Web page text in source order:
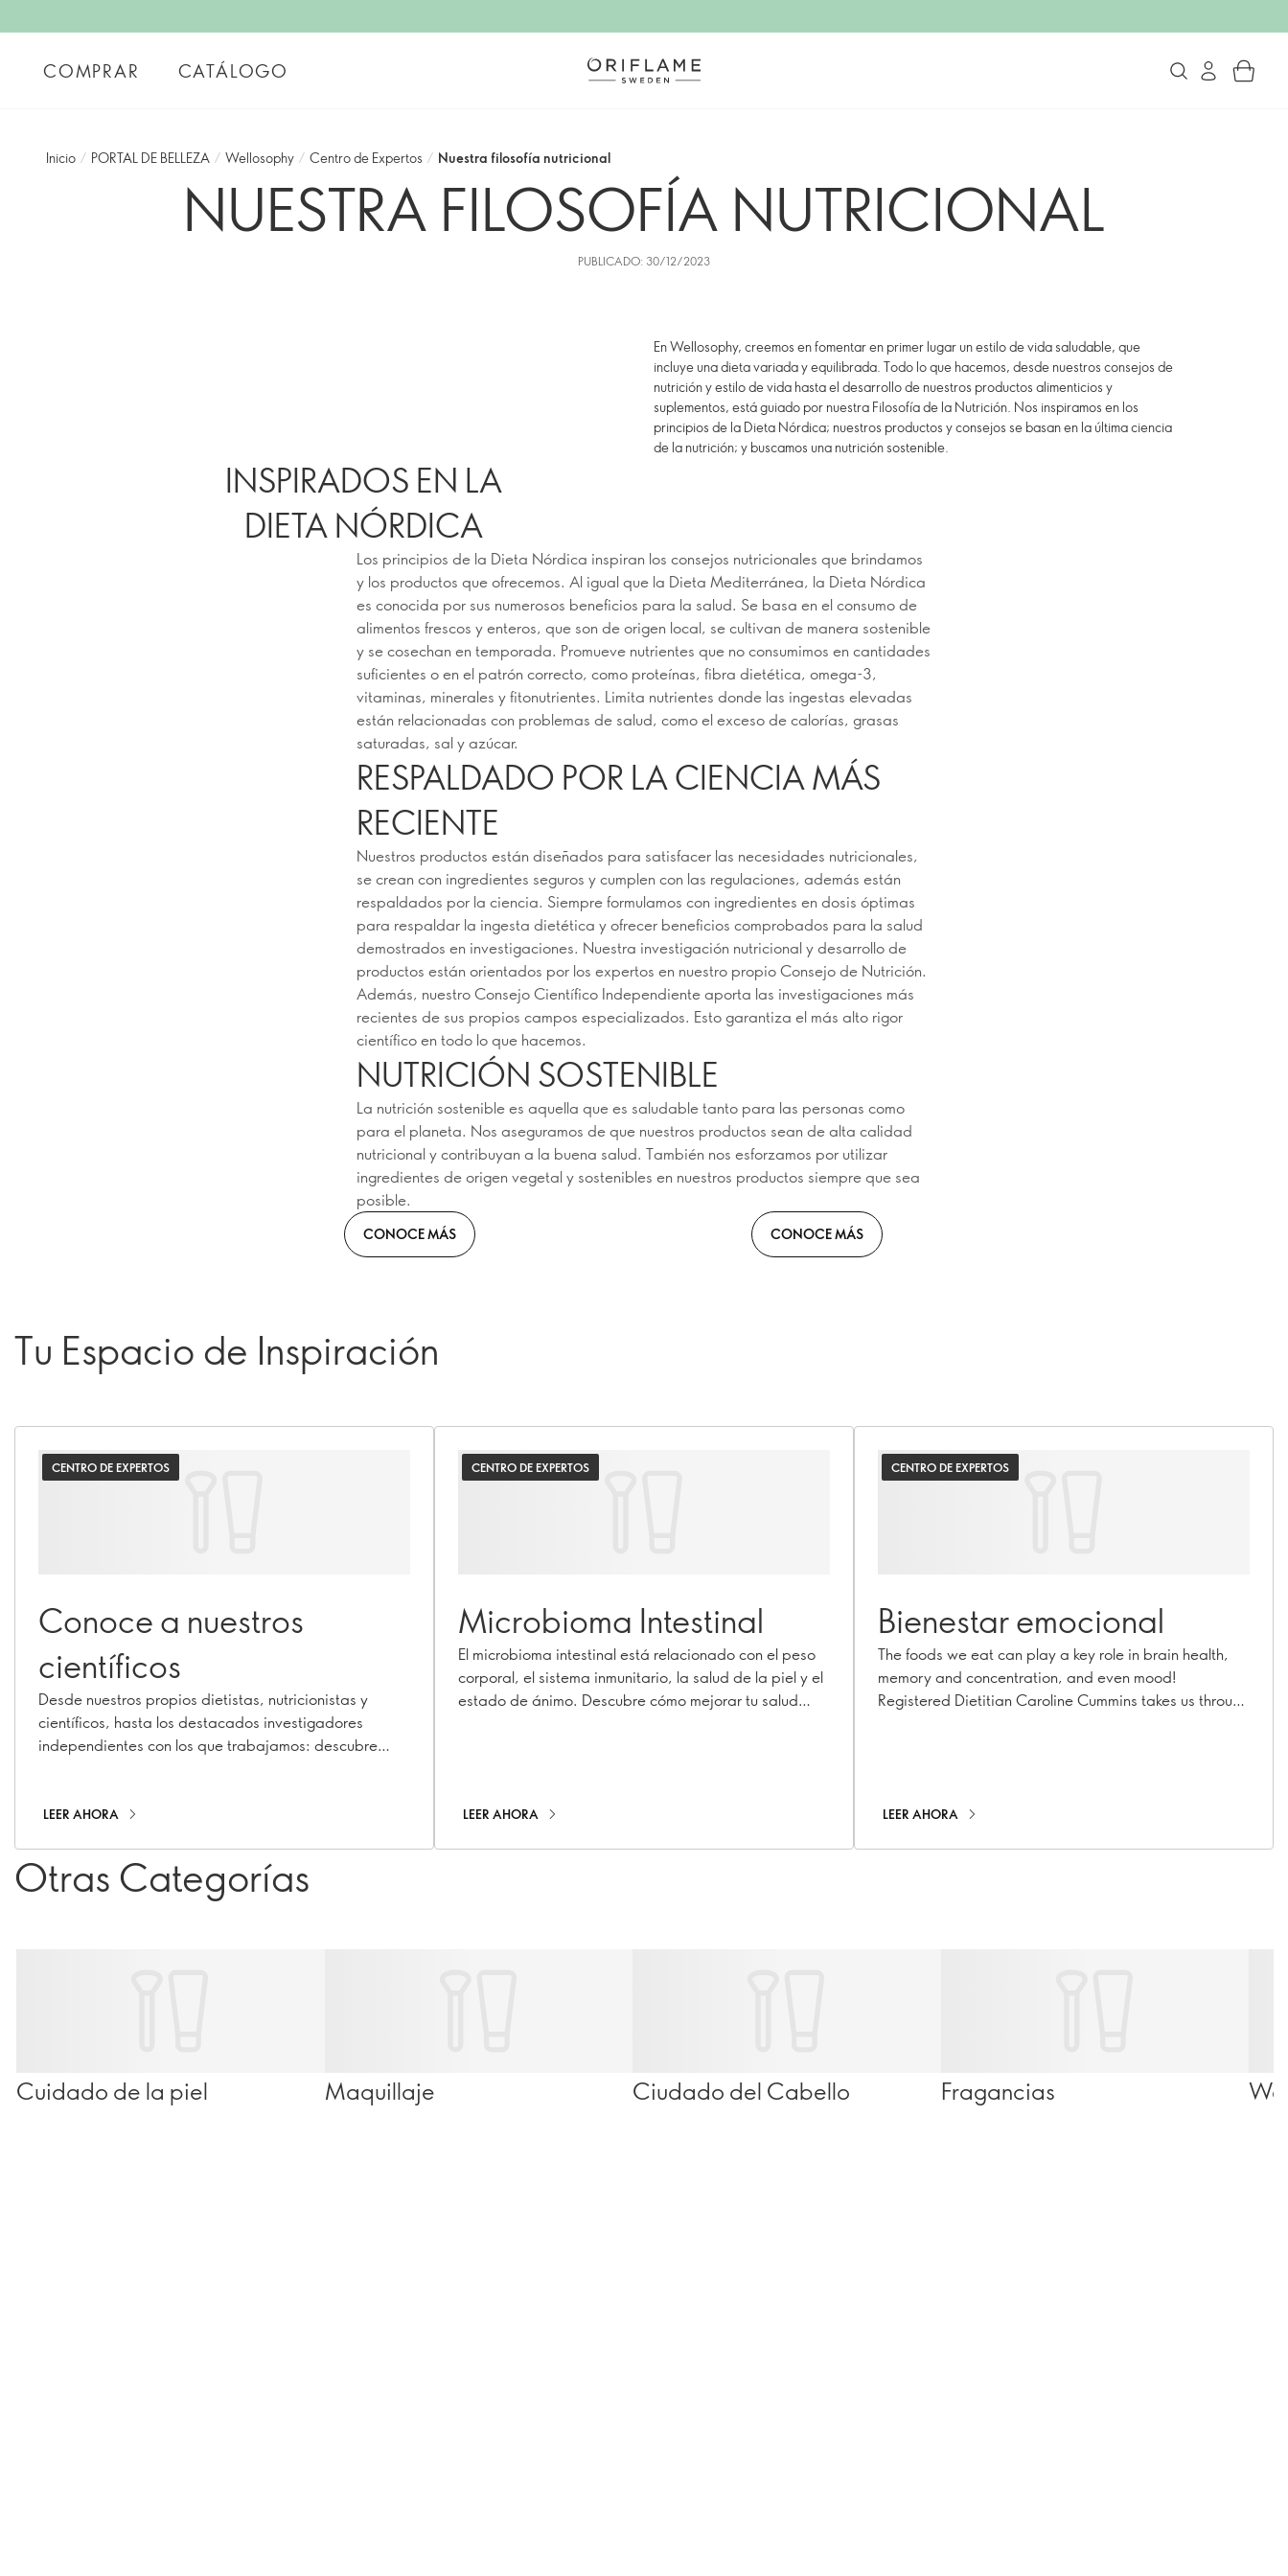
COMPRAR CATÁLOGO
Inicio / PORTAL DE BELLEZA / Wellosophy / Centro de Expertos / Nuestra filosofía nutricional
NUESTRA FILOSOFÍA NUTRICIONAL
PUBLICADO: 30/12/2023
En Wellosophy, creemos en fomentar en primer lugar un estilo de vida saludable, que
incluye una dieta variada y equilibrada. Todo lo que hacemos, desde nuestros consejos de
nutrición y estilo de vida hasta el desarrollo de nuestros productos alimenticios y
suplementos, está guiado por nuestra Filosofía de la Nutrición. Nos inspiramos en los
principios de la Dieta Nórdica; nuestros productos y consejos se basan en la última ciencia
de la nutrición; y buscamos una nutrición sostenible.
INSPIRADOS EN LA
DIETA NÓRDICA
Los principios de la Dieta Nórdica inspiran los consejos nutricionales que brindamos
y los productos que ofrecemos. Al igual que la Dieta Mediterránea, la Dieta Nórdica
es conocida por sus numerosos beneficios para la salud. Se basa en el consumo de
alimentos frescos y enteros, que son de origen local, se cultivan de manera sostenible
y se cosechan en temporada. Promueve nutrientes que no consumimos en cantidades
suficientes o en el patrón correcto, como proteínas, fibra dietética, omega-3,
vitaminas, minerales y fitonutrientes. Limita nutrientes donde las ingestas elevadas
están relacionadas con problemas de salud, como el exceso de calorías, grasas
saturadas, sal y azúcar.
RESPALDADO POR LA CIENCIA MÁS
RECIENTE
Nuestros productos están diseñados para satisfacer las necesidades nutricionales,
se crean con ingredientes seguros y cumplen con las regulaciones, además están
respaldados por la ciencia. Siempre formulamos con ingredientes en dosis óptimas
para respaldar la ingesta dietética y ofrecer beneficios comprobados para la salud
demostrados en investigaciones. Nuestra investigación nutricional y desarrollo de
productos están orientados por los expertos en nuestro propio Consejo de Nutrición.
Además, nuestro Consejo Científico Independiente aporta las investigaciones más
recientes de sus propios campos especializados. Esto garantiza el más alto rigor
científico en todo lo que hacemos.
NUTRICIÓN SOSTENIBLE
La nutrición sostenible es aquella que es saludable tanto para las personas como
para el planeta. Nos aseguramos de que nuestros productos sean de alta calidad
nutricional y contribuyan a la buena salud. También nos esforzamos por utilizar
ingredientes de origen vegetal y sostenibles en nuestros productos siempre que sea
posible.
CONOCE MÁS CONOCE MÁS
Tu Espacio de Inspiración
CENTRO DE EXPERTOS
Conoce a nuestros
científicos
Desde nuestros propios dietistas, nutricionistas y
científicos, hasta los destacados investigadores
independientes con los que trabajamos: descubre
LEER AHORA
CENTRO DE EXPERTOS
Microbioma Intestinal
El microbioma intestinal está relacionado con el peso
corporal, el sistema inmunitario, la salud de la piel y el
estado de ánimo. Descubre cómo mejorar tu salud
LEER AHORA
CENTRO DE EXPERTOS
Bienestar emocional
The foods we eat can play a key role in brain health,
memory and concentration, and even mood!
Registered Dietitian Caroline Cummins takes us through
LEER AHORA
Otras Categorías
Cuidado de la piel Maquillaje Ciudado del Cabello Fragancias